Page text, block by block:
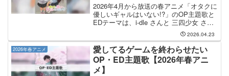
2026年4月から放送の春アニメ「オタクに
優しいギャルはいない!?」のOP主題歌と
EDテーマは、i-dle さんと 三四少女 さん
が担当します。OP主題歌を手掛けるのは
i-dle さんで、そのOP主題歌のタイトルは
「HIDE AND SE...
2026.04.23
2026年春アニメ
愛してるゲームを終わらせたい
OP・ED主題歌【2026年春アニ
メ】